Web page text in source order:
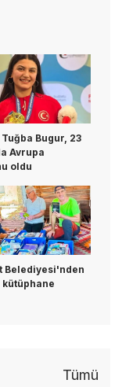
Tuğba Bugur, 23
Avrupa
oldu
Belediyesi'nden
Tümü